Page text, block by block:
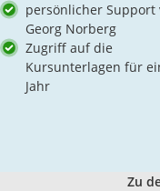
persönlicher Support
Georg Norberg
Zugriff auf die
Kursunterlagen für
Jahr
Zu